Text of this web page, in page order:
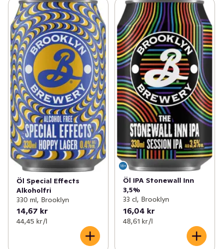
Öl Special Effects
Alkoholfri
330 ml, Brooklyn
14,67 kr
44,45 kr /l
Öl IPA Stonewall Inn
3,5%
33 cl, Brooklyn
16,04 kr
48,61 kr /l